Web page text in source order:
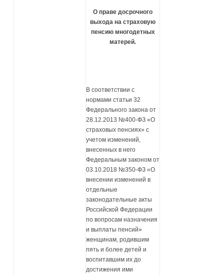
О праве досрочного
выхода на страховую
пенсию многодетных
матерей.
В соответствии с
нормами статьи 32
Федерального закона от
28.12.2013 №400-ФЗ «О
страховых пенсиях» с
учетом изменений,
внесенных в него
Федеральным законом от
03.10.2018 №350-ФЗ «О
внесении изменений в
отдельные
законодательные акты
Российской Федерации
по вопросам назначения
и выплаты пенсий»
женщинам, родившим
пять и более детей и
воспитавшим их до
достижения ими